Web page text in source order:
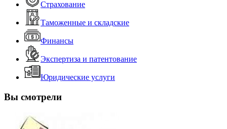
Страхование
Таможенные и складские
Финансы
Экспертиза и патентование
Юридические услуги
Вы смотрели